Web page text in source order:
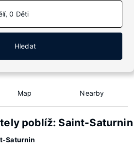
0 Děti
Hledat
Map Nearby
poblíž: Saint-Saturnin
Saturnin